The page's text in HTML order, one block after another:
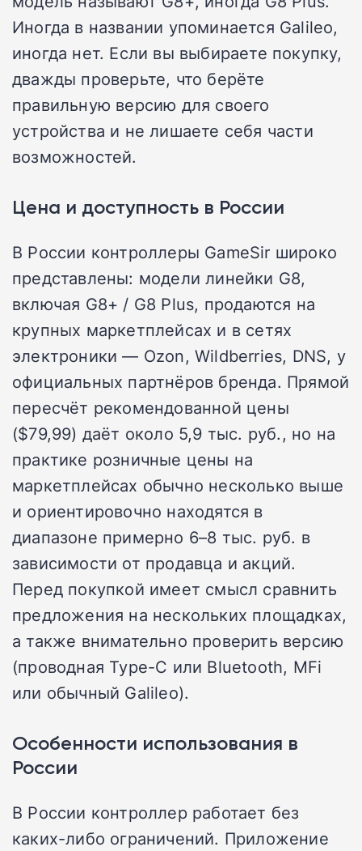
Иногда в названии упоминается Galileo,
иногда нет. Если вы выбираете покупку,
дважды проверьте, что берёте
правильную версию для своего
устройства и не лишаете себя части
возможностей.
Цена и доступность в России
В России контроллеры GameSir широко
представлены: модели линейки G8,
включая G8+ / G8 Plus, продаются на
крупных маркетплейсах и в сетях
электроники — Ozon, Wildberries, DNS, у
официальных партнёров бренда. Прямой
пересчёт рекомендованной цены
($79,99) даёт около 5,9 тыс. руб., но на
практике розничные цены на
маркетплейсах обычно несколько выше
и ориентировочно находятся в
диапазоне примерно 6–8 тыс. руб. в
зависимости от продавца и акций.
Перед покупкой имеет смысл сравнить
предложения на нескольких площадках,
а также внимательно проверить версию
(проводная Type-C или Bluetooth, MFi
или обычный Galileo).
Особенности использования в
России
В России контроллер работает без
каких-либо ограничений. Приложение